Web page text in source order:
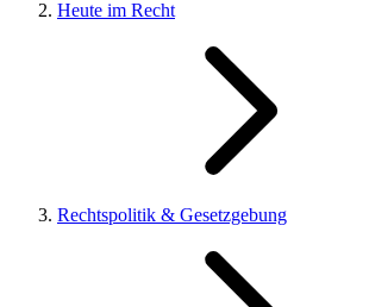
Heute im Recht
Rechtspolitik & Gesetzgebung